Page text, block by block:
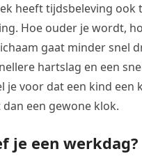
heeft tijdsbeleving ook
Hoe ouder je wordt,
gaat minder snel
hartslag en een
je voor dat een kind een
een gewone klok.
je een werkdag?